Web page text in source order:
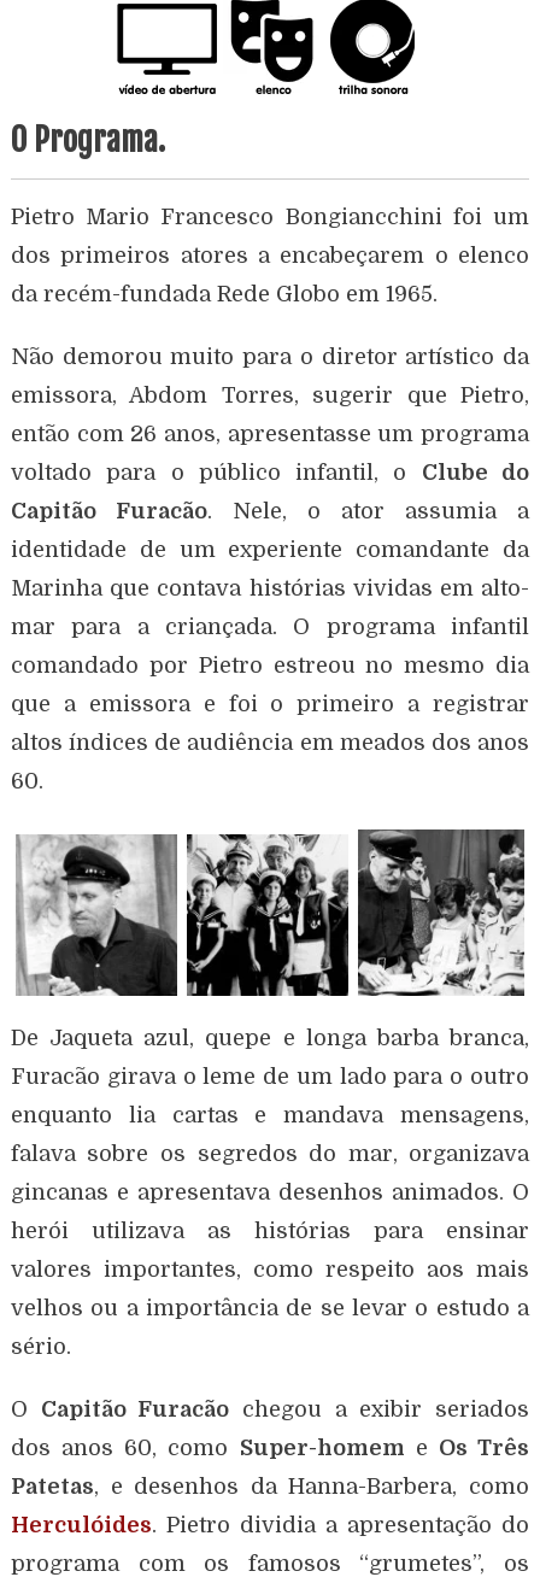
O Programa.
Pietro Mario Francesco Bongiancchini foi um
dos primeiros atores a encabeçarem o elenco
da recém-fundada Rede Globo em 1965.
Não demorou muito para o diretor artístico da
emissora, Abdom Torres, sugerir que Pietro,
então com 26 anos, apresentasse um programa
voltado para o público infantil, o Clube do
Capitão Furacão. Nele, o ator assumia a
identidade de um experiente comandante da
Marinha que contava histórias vividas em alto-
mar para a criançada. O programa infantil
comandado por Pietro estreou no mesmo dia
que a emissora e foi o primeiro a registrar
altos índices de audiência em meados dos anos
60.
De Jaqueta azul, quepe e longa barba branca,
Furacão girava o leme de um lado para o outro
enquanto lia cartas e mandava mensagens,
falava sobre os segredos do mar, organizava
gincanas e apresentava desenhos animados. O
herói utilizava as histórias para ensinar
valores importantes, como respeito aos mais
velhos ou a importância de se levar o estudo a
sério.
O Capitão Furacão chegou a exibir seriados
dos anos 60, como Super-homem e Os Três
Patetas, e desenhos da Hanna-Barbera, como
Herculóides. Pietro dividia a apresentação do
programa com os famosos “grumetes”, os